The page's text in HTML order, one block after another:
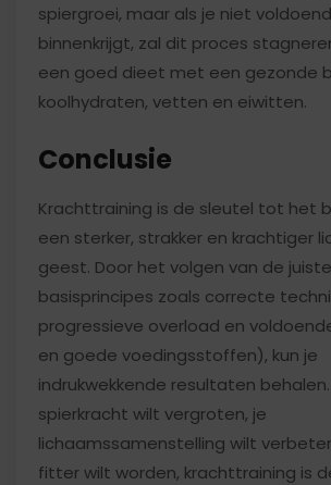
spiergroei, maar als je niet
binnenkrijgt, zal dit proces
een goed dieet met een gezonde
koolhydraten, vetten en eiwitten.
Conclusie
Krachttraining is de sleutel tot het
een sterker, strakker en krachtiger
geest. Door het volgen van de juiste
basisprincipes zoals correcte
progressieve overload en
en goede voedingsstoffen), kun je
indrukwekkende resultaten
spierkracht wilt vergroten, je
lichaamssamenstelling wilt
fitter wilt worden, krachttraining is